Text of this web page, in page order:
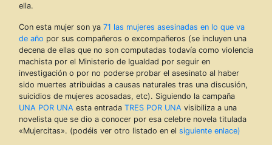
ella.
Con esta mujer son ya 71 las mujeres asesinadas en lo que va
de año por sus compañeros o excompañeros (se incluyen una
decena de ellas que no son computadas todavía como violencia
machista por el Ministerio de Igualdad por seguir en
investigación o por no poderse probar el asesinato al haber
sido muertes atribuidas a causas naturales tras una discusión,
suicidios de mujeres acosadas, etc). Siguiendo la campaña
UNA POR UNA esta entrada TRES POR UNA visibiliza a una
novelista que se dio a conocer por esa celebre novela titulada
«Mujercitas». (podéis ver otro listado en el siguiente enlace)